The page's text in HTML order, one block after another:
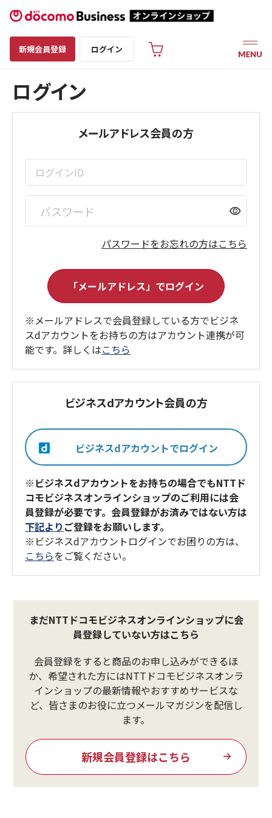
新規会員登録 ログイン
ログイン
メールアドレス会員の方
visibility
パスワードをお忘れの方はこちら
※メールアドレスで会員登録している方でビジネ
スdアカウントをお持ちの方はアカウント連携が可
能です。詳しくはこちら
ビジネスdアカウント会員の方
※ビジネスdアカウントをお持ちの場合でもNTTド
コモビジネスオンラインショップのご利用には会
員登録が必要です。会員登録がお済みではない方は
下記より ご登録をお願いします。
※ビジネスdアカウントログインでお困りの方は、
こちらをご覧ください。
まだNTTドコモビジネスオンラインショップに会
員登録していない方はこちら
会員登録をすると商品のお申し込みができるほ
か、希望された方にはNTTドコモビジネスオンラ
インショップの最新情報やおすすめサービスな
ど、皆さまのお役に立つメールマガジンを配信し
ます。
新規会員登録はこちら